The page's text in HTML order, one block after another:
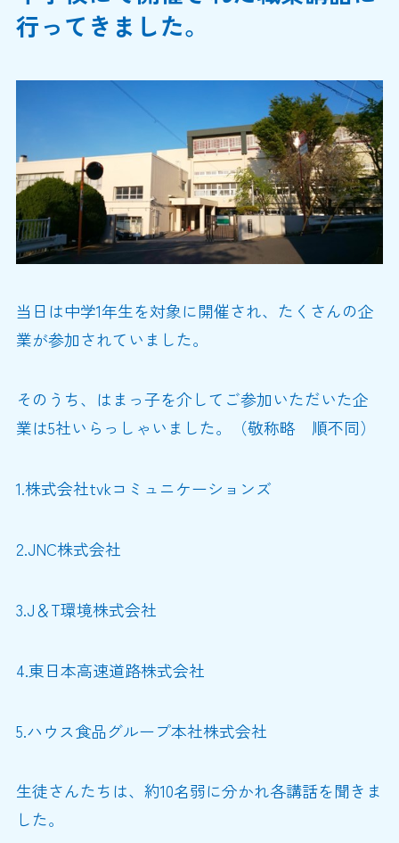
行ってきました。
当日は中学1年生を対象に開催され、たくさんの企
業が参加されていました。
そのうち、はまっ子を介してご参加いただいた企
業は5社いらっしゃいました。（敬称略 順不同）
1.株式会社tvkコミュニケーションズ
2.JNC株式会社
3.J＆T環境株式会社
4.東日本高速道路株式会社
5.ハウス食品グループ本社株式会社
生徒さんたちは、約10名弱に分かれ各講話を聞きま
した。